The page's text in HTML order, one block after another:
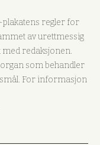
regler for
av urettmessig
redaksjonen.
som behandler
For informasjon